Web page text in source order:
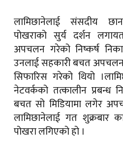
लामिछानेलाई संसदीय
पोखराको सुर्य दर्शन
अपचलन गरेको निष्कर्ष
उनलाई सहकारी बचत अपचलन
सिफारिस गरेको थियो
नेटवर्कको तत्कालीन प्रबन्ध
बचत सो मिडियामा लगेर
लामिछानेलाई गत शुक्रबार
पोखरा लगिएको हो ।